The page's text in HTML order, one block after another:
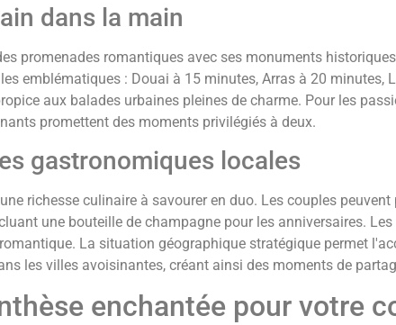
dans la main
promenades romantiques avec ses monuments
emblématiques : Douai à 15 minutes, Arras à 20 minutes,
aux balades urbaines pleines de charme. Pour les
promettent des moments privilégiés à deux.
gastronomiques locales
richesse culinaire à savourer en duo. Les couples
une bouteille de champagne pour les anniversaires.
La situation géographique stratégique permet
les villes avoisinantes, créant ainsi des moments de
enchantée pour votre